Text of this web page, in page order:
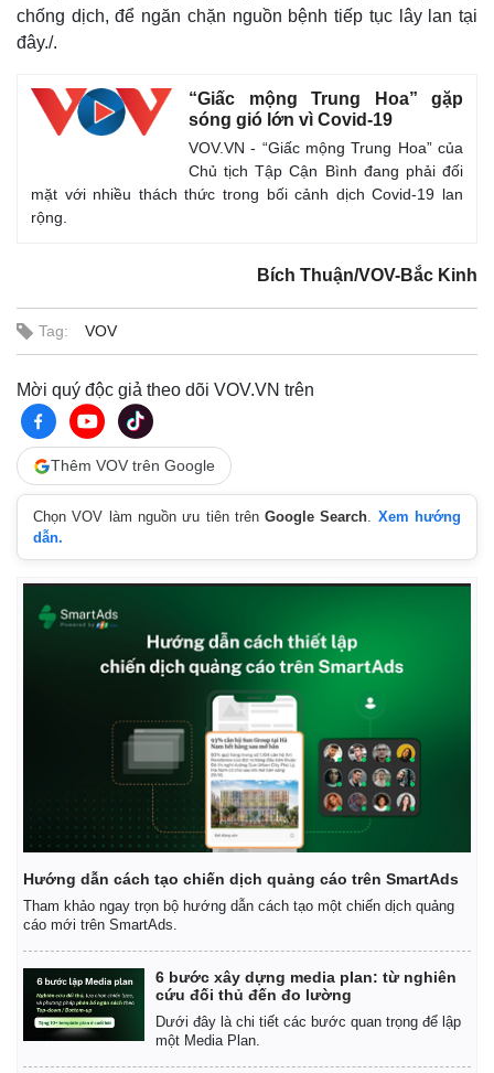
Quan sát
Multimedia
Infographic
chống dịch, để ngăn chặn nguồn bệnh tiếp tục lây lan tại
đây./.
“Giấc mộng Trung Hoa” gặp
sóng gió lớn vì Covid-19
VOV.VN - “Giấc mộng Trung Hoa” của
Chủ tịch Tập Cận Bình đang phải đối
mặt với nhiều thách thức trong bối cảnh dịch Covid-19 lan
rộng.
Bích Thuận/VOV-Bắc Kinh
Tag: VOV
Mời quý độc giả theo dõi VOV.VN trên
Thêm VOV trên Google
Chọn VOV làm nguồn ưu tiên trênGoogle Search. Xem hướng
dẫn.
Hướng dẫn cách tạo chiến dịch quảng cáo trên SmartAds
Tham khảo ngay trọn bộ hướng dẫn cách tạo một chiến dịch quảng
cáo mới trên SmartAds.
6 bước xây dựng media plan: từ nghiên
cứu đối thủ đến đo lường
Dưới đây là chi tiết các bước quan trọng để lập
một Media Plan.